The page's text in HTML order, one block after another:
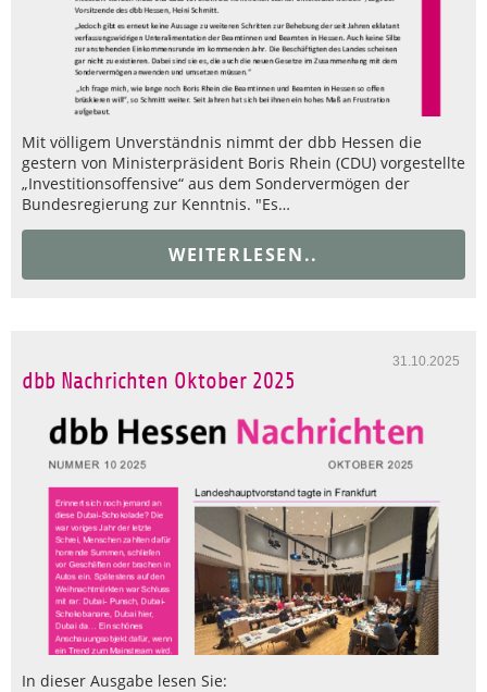
Mit völligem Unverständnis nimmt der dbb Hessen die
gestern von Ministerpräsident Boris Rhein (CDU) vorgestellte
„Investitionsoffensive“ aus dem Sondervermögen der
Bundesregierung zur Kenntnis. "Es…
WEITERLESEN..
31.10.2025
dbb Nachrichten Oktober 2025
In dieser Ausgabe lesen Sie: